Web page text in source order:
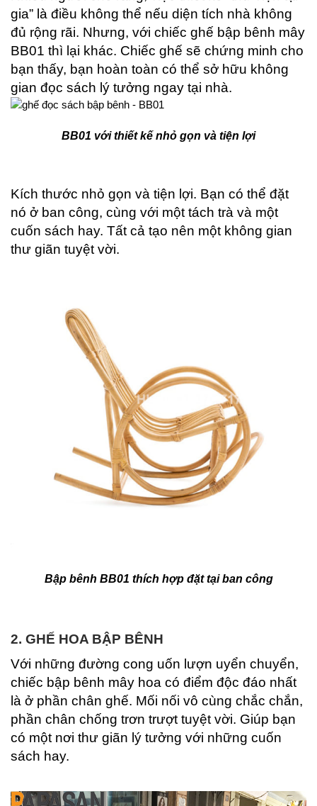
gia” là điều không thể nếu diện tích nhà không
đủ rộng rãi. Nhưng, với chiếc ghế bập bênh mây
BB01 thì lại khác. Chiếc ghế sẽ chứng minh cho
bạn thấy, bạn hoàn toàn có thể sở hữu không
gian đọc sách lý tưởng ngay tại nhà.
BB01 với thiết kế nhỏ gọn và tiện lợi
Kích thước nhỏ gọn và tiện lợi. Bạn có thể đặt
nó ở ban công, cùng với một tách trà và một
cuốn sách hay. Tất cả tạo nên một không gian
thư giãn tuyệt vời.
Bập bênh BB01 thích hợp đặt tại ban công
2. GHẾ HOA BẬP BÊNH
Với những đường cong uốn lượn uyển chuyển,
chiếc bập bênh mây hoa có điểm độc đáo nhất
là ở phần chân ghế. Mối nối vô cùng chắc chắn,
phần chân chống trơn trượt tuyệt vời. Giúp bạn
có một nơi thư giãn lý tưởng với những cuốn
sách hay.